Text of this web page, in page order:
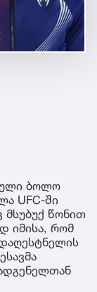
ბოლო
UFC-ში
მსუბუქ წონით
იმისა, რომ